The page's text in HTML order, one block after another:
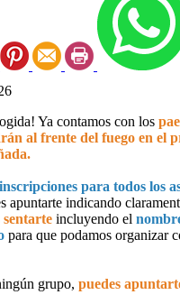
Ya contamos con los
al frente del fuego en el
para todos los
apuntarte indicando
sentarte incluyendo el
para que podamos organizar
grupo, puedes